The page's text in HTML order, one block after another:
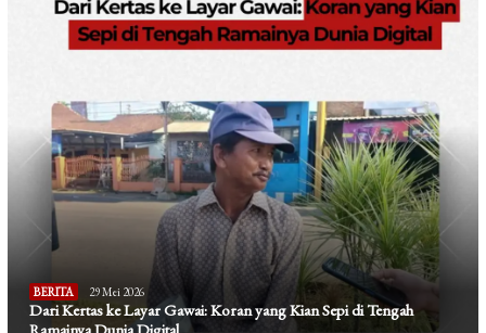
BERITA 29 Mei 2026
Dari Kertas ke Layar Gawai: Koran yang Kian Sepi di Tengah